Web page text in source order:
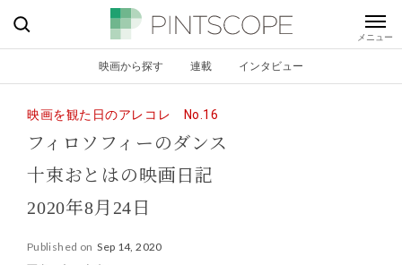
映画から探す 連載 インタビュー
映画を観た日のアレコレ No.16
フィロソフィーのダンス
十束おとはの映画日記
2020年8月24日
Published on Sep 14, 2020